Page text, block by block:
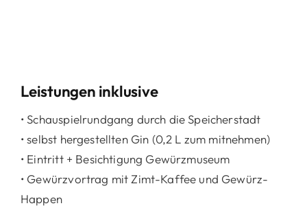
Leistungen inklusive
• Schauspielrundgang durch die Speicherstadt
• selbst hergestellten Gin (0,2 L zum mitnehmen)
• Eintritt + Besichtigung Gewürzmuseum
• Gewürzvortrag mit Zimt-Kaffee und Gewürz-
Happen